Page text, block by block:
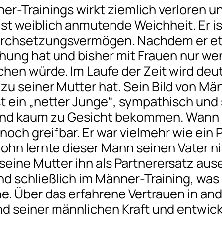
Trainings wirkt ziemlich verloren
weiblich anmutende Weichheit.
Nachdem er
hat und bisher mit Frauen nur
würde. Im Laufe der Zeit wird
seiner Mutter hat. Sein Bild von
ein „netter Junge“, sympathisch
kaum zu Gesicht bekommen.
greifbar. Er war vielmehr wie
lernte dieser Mann seinen Vater
Mutter ihn als Partnerersatz
schließlich im Männer-Training,
Über das erfahrene Vertrauen in
seiner männlichen Kraft und